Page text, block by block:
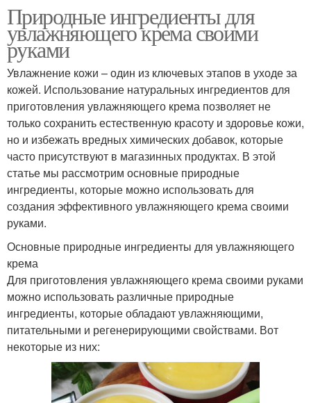
Природные ингредиенты для
увлажняющего крема своими
руками
Увлажнение кожи – один из ключевых этапов в уходе за
кожей. Использование натуральных ингредиентов для
приготовления увлажняющего крема позволяет не
только сохранить естественную красоту и здоровье кожи,
но и избежать вредных химических добавок, которые
часто присутствуют в магазинных продуктах. В этой
статье мы рассмотрим основные природные
ингредиенты, которые можно использовать для
создания эффективного увлажняющего крема своими
руками.
Основные природные ингредиенты для увлажняющего
крема
Для приготовления увлажняющего крема своими руками
можно использовать различные природные
ингредиенты, которые обладают увлажняющими,
питательными и регенерирующими свойствами. Вот
некоторые из них: